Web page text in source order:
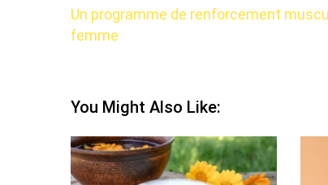
Un programme de renforcement
femme
You Might Also Like: